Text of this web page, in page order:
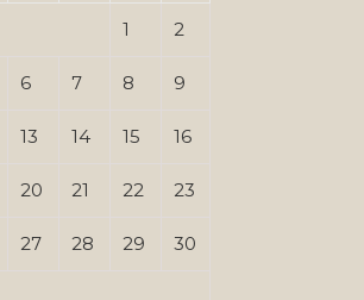
1 2
6 7 8 9
13 14 15 16
20 21 22 23
27 28 29 30